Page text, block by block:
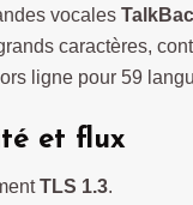
vocales
caractères,
ligne pour 59
et flux
TLS 1.3.